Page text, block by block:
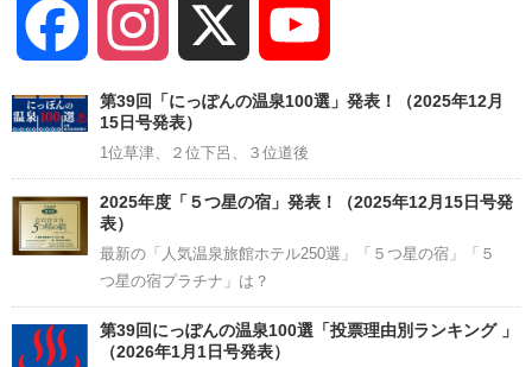
Facebook Instagram
Channel
第39回「にっぽんの温泉100選」発表！（2025年12月
15日号発表）
1位草津、２位下呂、３位道後
2025年度「５つ星の宿」発表！（2025年12月15日号発
表）
最新の「人気温泉旅館ホテル250選」「５つ星の宿」「５
つ星の宿プラチナ」は？
第39回にっぽんの温泉100選「投票理由別ランキング 」
（2026年1月1日号発表）